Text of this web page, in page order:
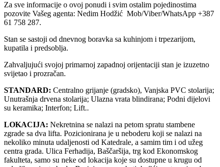
Za sve informacije o ovoj ponudi i svim ostalim pojedinostima
pozovite Vašeg agenta: Nedim Hodžić Mob/Viber/WhatsApp +387
61 758 287.
Stan se sastoji od dnevnog boravka sa kuhinjom i trpezarijom,
kupatila i predsoblja.
Zahvaljujući svojoj primarnoj zapadnoj orijentaciji stan je izuzetno
svijetao i prozračan.
STANDARD: Centralno grijanje (gradsko), Vanjska PVC stolarija;
Unutrašnja drvena stolarija; Ulazna vrata blindirana; Podni dijelovi
su keramika; Interfon; Lift..
LOKACIJA: Nekretnina se nalazi na petom spratu stambene
zgrade sa dva lifta. Pozicionirana je u neboderu koji se nalazi na
nekoliko minuta udaljenosti od Katedrale, a samim tim i od užeg
centra grada. Ulica Ferhadija, Baščaršija, trg kod Ekonomskog
fakulteta, samo su neke od lokacija koje su dostupne u krugu od